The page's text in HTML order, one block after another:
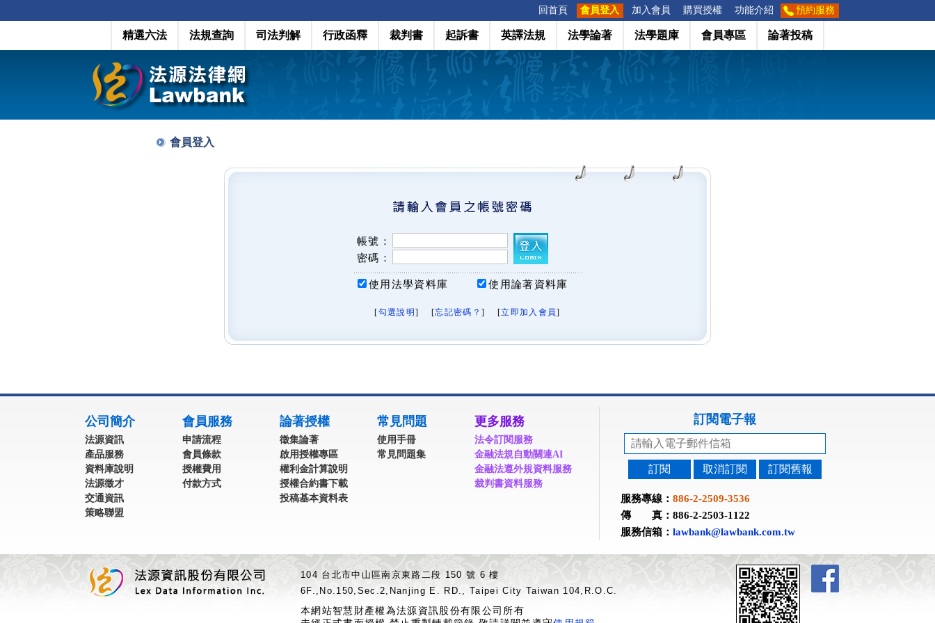
回首頁 會員登入 加入會員 購買授權 功能介紹 預約服務
精選六法 法規查詢 司法判解 行政函釋 裁判書 起訴書 英譯法規 法學論著 法學題庫 會員專區 論著投稿
會員登入
帳號：
密碼：
使用法學資料庫 使用論著資料庫
[勾選說明 ] [忘記密碼？ ] [立即加入會員]
公司簡介
法源資訊
產品服務
資料庫說明
法源徵才
交通資訊
策略聯盟
會員服務
申請流程
會員條款
授權費用
付款方式
論著授權
徵集論著
啟用授權專區
權利金計算說明
授權合約書下載
投稿基本資料表
常見問題
使用手冊
常見問題集
更多服務
法令訂閱服務
金融法規自動關連AI
金融法遵外規資料服務
裁判書資料服務
訂閱電子報
訂閱 取消訂閱 訂閱舊報
服務專線： 886-2-2509-3536
傳 真：886-2-2503-1122
服務信箱： lawbank@lawbank.com.tw
104 台北市中山區南京東路二段 150 號 6 樓
6F.,No.150,Sec.2,Nanjing E. RD., Taipei City Taiwan 104,R.O.C.
本網站智慧財產權為法源資訊股份有限公司所有